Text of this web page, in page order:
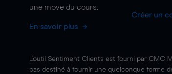
une move du cours.
En savoir plus
Créer un
L'outil Sentiment Clients est fourni par CMC
pas destiné à fournir une quelconque forme